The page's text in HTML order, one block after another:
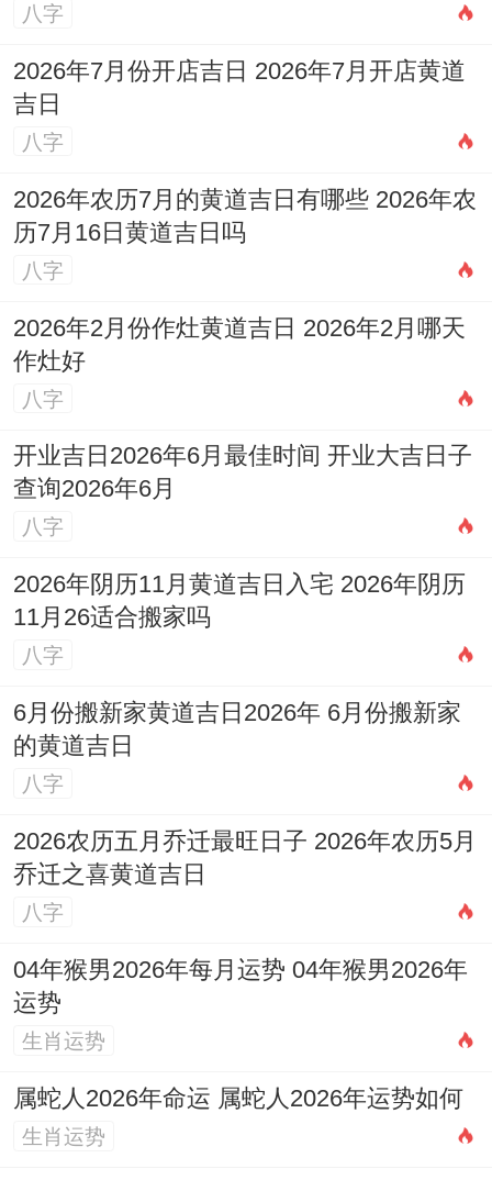
（星期五），农历四月廿七
黄历宜忌：宜:修造、动土、起基、安门、安
床、栽种、筑堤、补垣、造畜稠；忌:嫁娶、
葬、开光、理发、进人口。
日子特征
：此日专宜修造、动土、起基、安
注意事项
日期:6月17日
（星期三）；农历五月初三
黄历宜忌
:宜：嫁娶，纳采、订盟，祭祀、祈
福，求嗣、开光，出火、出行，拆卸、修
造，动土、进人口，入宅、移徙，安床、交
易，立券、挂匾，纳财、入殓，安葬、启
钻，除服、成服；忌:掘井，破土。
日子特征:此日吉庆,适宜动土修造，也利于
后续的入宅移徙，寓意从建设到安居的圆满.
注意事项：冲龙煞北，属龙者需谨慎...
日期:6月21日
（星期日）,农历五月初七
黄历宜忌
光、解除、拆卸、动土、安床、修造、上
梁、置产、栽种、破土、安葬；忌:作灶、出
火、祭祀、嫁娶、入宅。
八字
2026年7月份开店吉日 2026年7月开店黄道
吉日
八字
2026年农历7月的黄道吉日有哪些 2026年农
历7月16日黄道吉日吗
八字
2026年2月份作灶黄道吉日 2026年2月哪天
作灶好
八字
开业吉日2026年6月最佳时间 开业大吉日子
查询2026年6月
八字
2026年阴历11月黄道吉日入宅 2026年阴历
11月26适合搬家吗
八字
6月份搬新家黄道吉日2026年 6月份搬新家
的黄道吉日
八字
2026农历五月乔迁最旺日子 2026年农历5月
乔迁之喜黄道吉日
八字
04年猴男2026年每月运势 04年猴男2026年
运势
生肖运势
属蛇人2026年命运 属蛇人2026年运势如何
生肖运势